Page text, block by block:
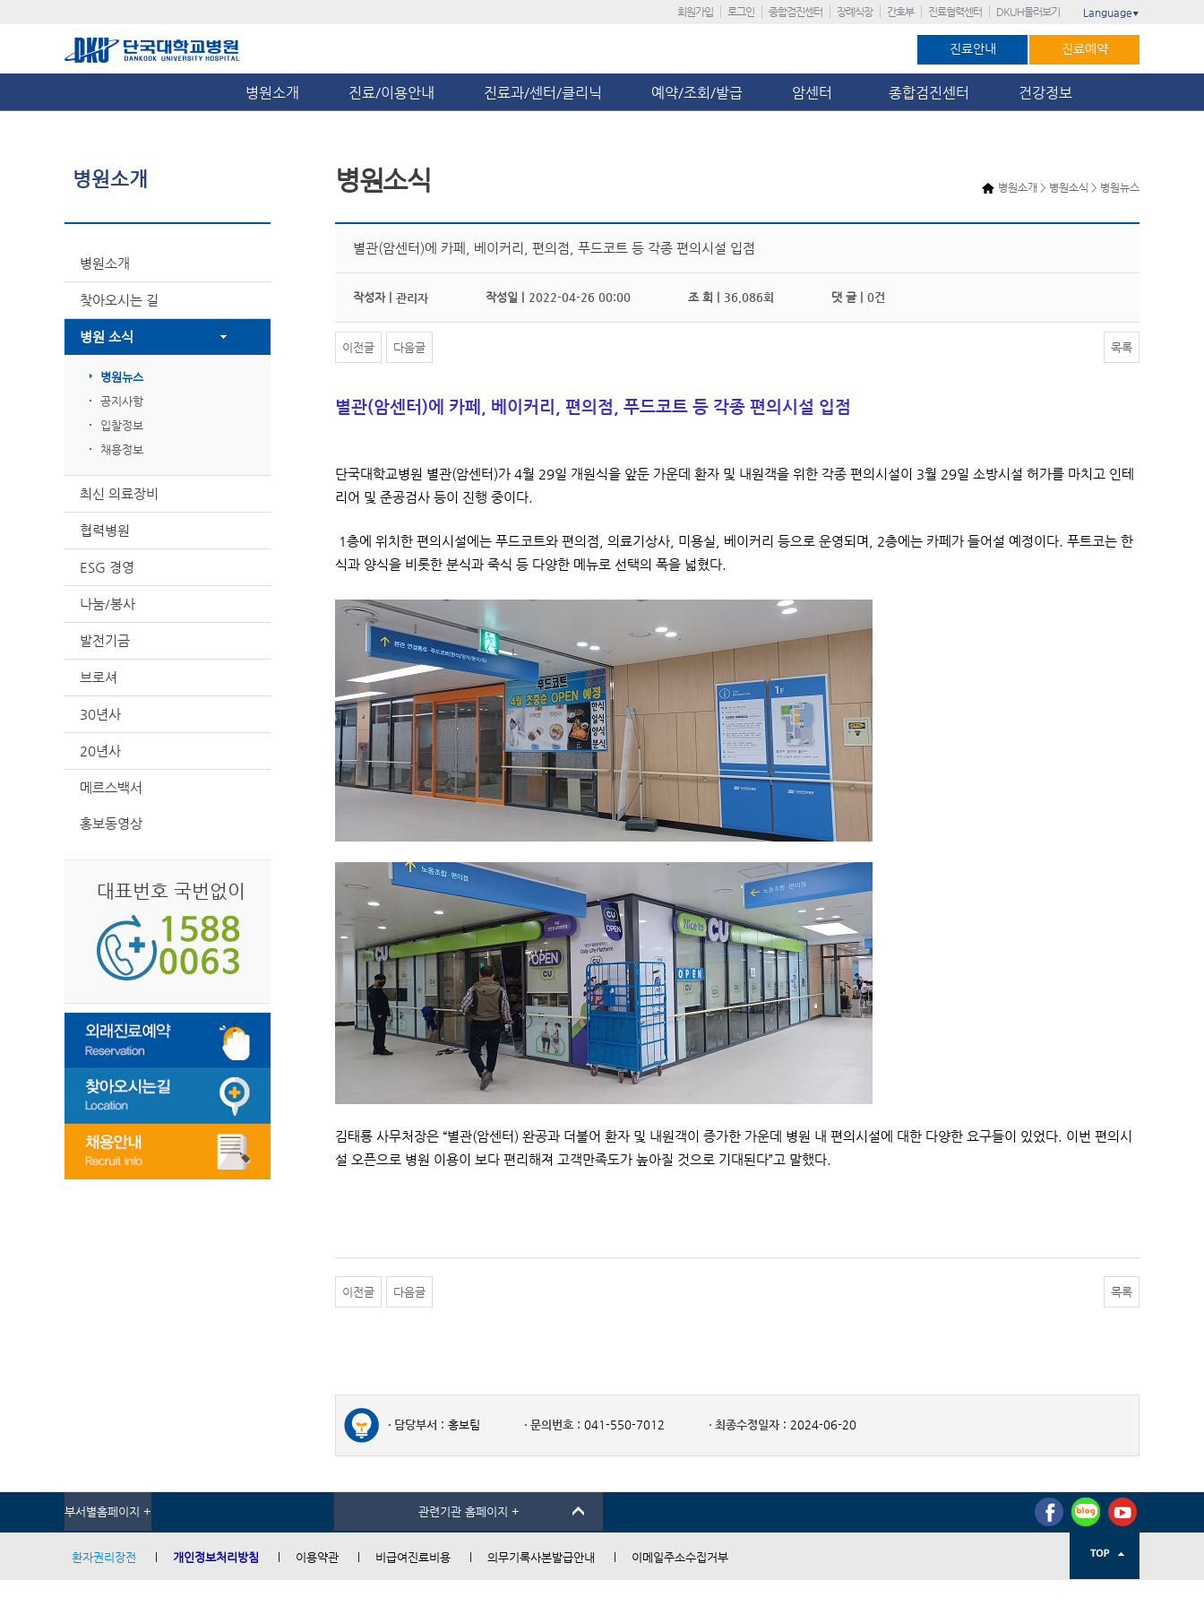
회원가입 로그인 종합검진센터 장례식장 간호부 진료협력센터 DKUH둘러보기 Language ▼
진료안내 진료예약
병원소개 진료/이용안내 진료과/센터/클리닉 예약/조회/발급 암센터 종합검진센터 건강정보
병원소개
병원소개
찾아오시는 길
병원 소식
병원뉴스
공지사항
입찰정보
채용정보
최신 의료장비
협력병원
ESG 경영
나눔/봉사
발전기금
브로셔
30년사
20년사
메르스백서
홍보동영상
대표번호 국번없이
병원소개 > 병원소식 > 병원뉴스
병원소식
별관(암센터)에 카페, 베이커리, 편의점, 푸드코트 등 각종 편의시설 입점
작성자 | 관리자 작성일 | 2022-04-26 00:00 조 회 | 36,086회 댓 글 | 0건
이전글 다음글 목록
별관(암센터)에 카페, 베이커리, 편의점, 푸드코트 등 각종 편의시설 입점
단국대학교병원 별관(암센터)가 4월 29일 개원식을 앞둔 가운데 환자 및 내원객을 위한 각종 편의시설이 3월 29일 소방시설 허가를 마치고 인테
리어 및 준공검사 등이 진행 중이다.
1층에 위치한 편의시설에는 푸드코트와 편의점, 의료기상사, 미용실, 베이커리 등으로 운영되며, 2층에는 카페가 들어설 예정이다. 푸트코는 한
식과 양식을 비롯한 분식과 죽식 등 다양한 메뉴로 선택의 폭을 넓혔다.
김태룡 사무처장은 “별관(암센터) 완공과 더불어 환자 및 내원객이 증가한 가운데 병원 내 편의시설에 대한 다양한 요구들이 있었다. 이번 편의시
설 오픈으로 병원 이용이 보다 편리해져 고객만족도가 높아질 것으로 기대된다”고 말했다.
이전글 다음글 목록
담당부서 : 홍보팀 문의번호 : 041-550-7012 최종수정일자 : 2024-06-20
부서별홈페이지 + 관련기관 홈페이지 +
환자권리장전 개인정보처리방침 이용약관 비급여진료비용 의무기록사본발급안내 이메일주소수집거부